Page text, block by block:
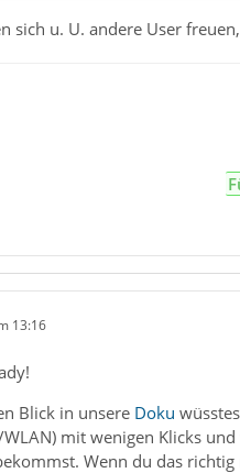
sich u. U. andere User
13:16
Blick in unsere Doku
mit wenigen Klicks
Wenn du das